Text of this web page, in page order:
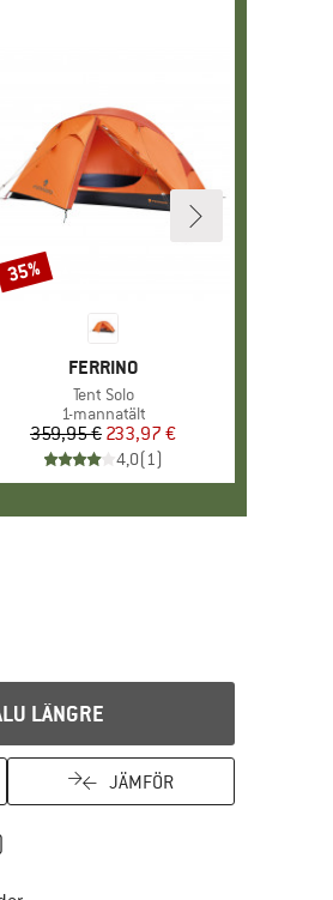
VARUMÄRKE
FERRINO
Produkter
Tent Solo
Produktgrupp
1-mannatält
Pris
359,95 € Reducerat pris
233,97 €
4,0(1)
35%
LÄNGRE
JÄMFÖR
returpolicyn här Öppnas i en inforuta